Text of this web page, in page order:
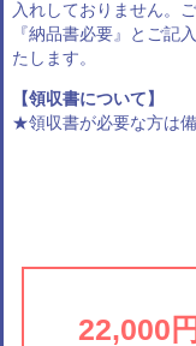
入れしておりません。
『納品書必要』とご記
たします。
【領収書について】
★領収書が必要な方は
22,000